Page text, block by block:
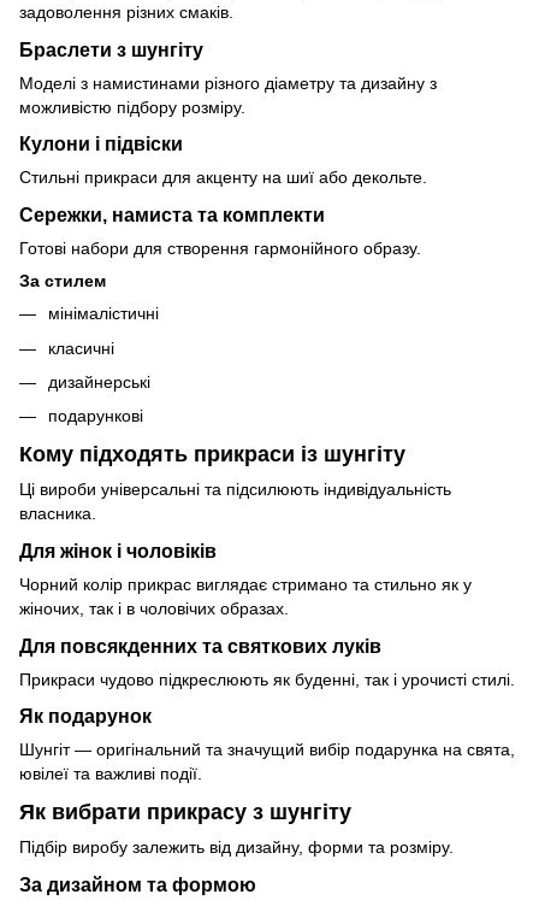
задоволення різних смаків.
Браслети з шунгіту
Моделі з намистинами різного діаметру та дизайну з
можливістю підбору розміру.
Кулони і підвіски
Стильні прикраси для акценту на шиї або декольте.
Сережки, намиста та комплекти
Готові набори для створення гармонійного образу.
За стилем
мінімалістичні
класичні
дизайнерські
подарункові
Кому підходять прикраси із шунгіту
Ці вироби універсальні та підсилюють індивідуальність
власника.
Для жінок і чоловіків
Чорний колір прикрас виглядає стримано та стильно як у
жіночих, так і в чоловічих образах.
Для повсякденних та святкових луків
Прикраси чудово підкреслюють як буденні, так і урочисті стилі.
Як подарунок
Шунгіт — оригінальний та значущий вибір подарунка на свята,
ювілеї та важливі події.
Як вибрати прикрасу з шунгіту
Підбір виробу залежить від дизайну, форми та розміру.
За дизайном та формою